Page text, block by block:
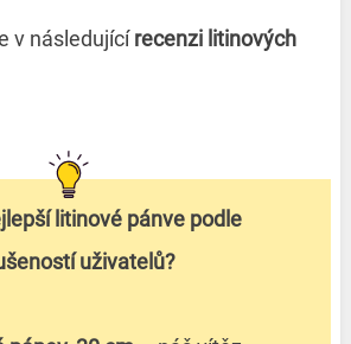
v následujícírecenzi litinových
litinové pánve podle
uživatelů?